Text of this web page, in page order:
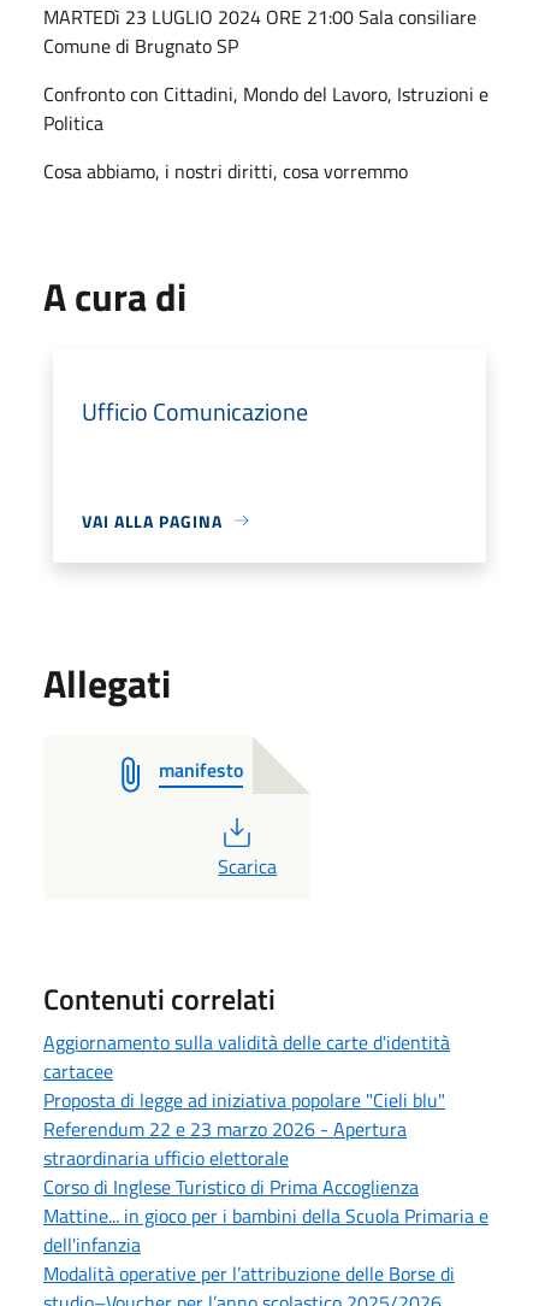
MARTEDì 23 LUGLIO 2024 ORE 21:00 Sala consiliare
Comune di Brugnato SP
Confronto con Cittadini, Mondo del Lavoro, Istruzioni e
Politica
Cosa abbiamo, i nostri diritti, cosa vorremmo
A cura di
Ufficio Comunicazione
VAI ALLA PAGINA
Allegati
manifesto
PDF
Scarica
Contenuti correlati
Aggiornamento sulla validità delle carte d'identità
cartacee
Proposta di legge ad iniziativa popolare "Cieli blu"
Referendum 22 e 23 marzo 2026 - Apertura
straordinaria ufficio elettorale
Corso di Inglese Turistico di Prima Accoglienza
Mattine... in gioco per i bambini della Scuola Primaria e
dell'infanzia
Modalità operative per l’attribuzione delle Borse di